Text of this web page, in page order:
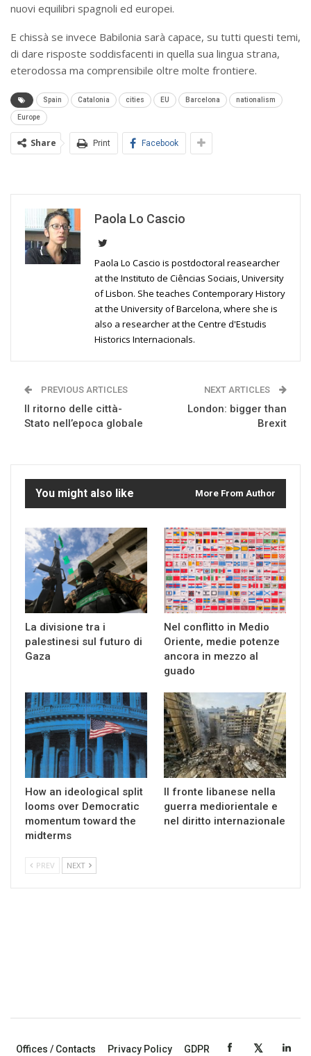
nuovi equilibri spagnoli ed europei.
E chissà se invece Babilonia sarà capace, su tutti questi temi,
di dare risposte soddisfacenti in quella sua lingua strana,
eterodossa ma comprensibile oltre molte frontiere.
Spain Catalonia cities EU Barcelona nationalism
Europe
Share Print Facebook
Paola Lo Cascio
Paola Lo Cascio is postdoctoral reasearcher
at the Instituto de Ciências Sociais, University
of Lisbon. She teaches Contemporary History
at the University of Barcelona, where she is
also a researcher at the Centre d'Estudis
Historics Internacionals.
PREVIOUS ARTICLES
Il ritorno delle città-
Stato nell’epoca globale
NEXT ARTICLES
London: bigger than
Brexit
You might also like More From Author
La divisione tra i
palestinesi sul futuro di
Gaza
Nel conflitto in Medio
Oriente, medie potenze
ancora in mezzo al
guado
How an ideological split
looms over Democratic
momentum toward the
midterms
Il fronte libanese nella
guerra mediorientale e
nel diritto internazionale
PREV NEXT
Offices / Contacts Privacy Policy GDPR